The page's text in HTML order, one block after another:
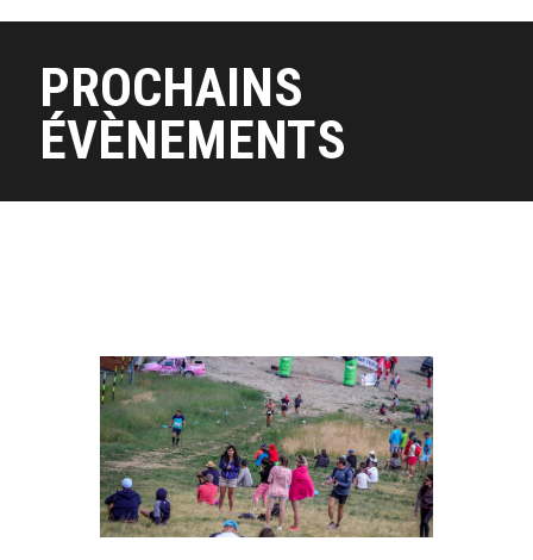
PROCHAINS
ÉVÈNEMENTS